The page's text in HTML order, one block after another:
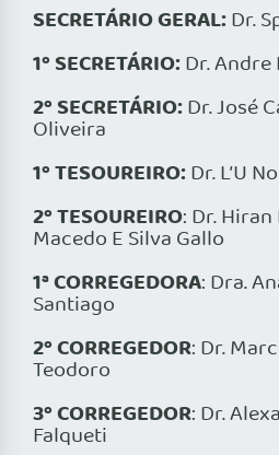
SECRETÁRIO GERAL:Dr.
1º SECRETÁRIO:Dr.
2º SECRETÁRIO:Dr. José
Oliveira
1º TESOUREIRO:Dr. L’U
2º TESOUREIRO: Dr.
Macedo E Silva Gallo
1ª CORREGEDORA: Dra.
Santiago
2º CORREGEDOR: Dr.
Teodoro
3º CORREGEDOR: Dr.
Falqueti